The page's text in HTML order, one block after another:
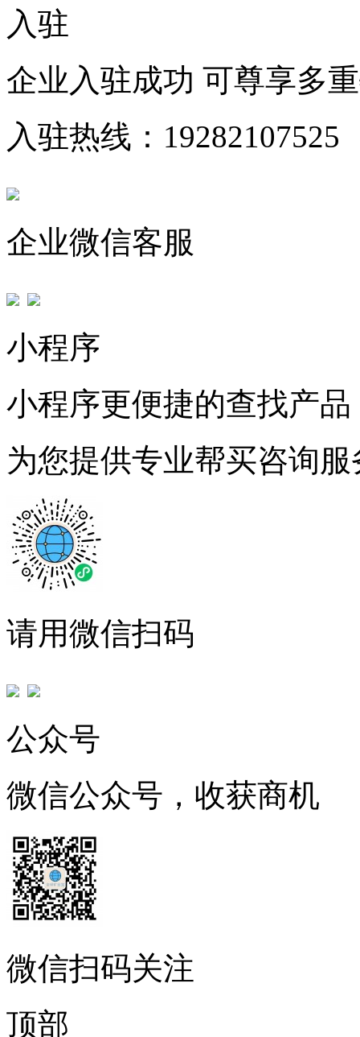
入驻
企业入驻成功 可尊享多
入驻热线：19282107525
企业微信客服
小程序
小程序更便捷的查找产品
为您提供专业帮买咨询服
请用微信扫码
公众号
微信公众号，收获商机
微信扫码关注
顶部